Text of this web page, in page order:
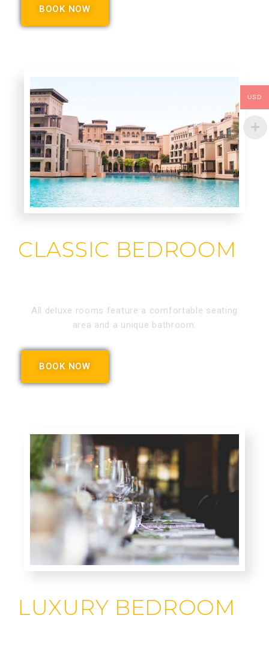
BOOK NOW
CLASSIC BEDROOM
All deluxe rooms feature a comfortable seating
area and a unique bathroom.
BOOK NOW
LUXURY BEDROOM
USD